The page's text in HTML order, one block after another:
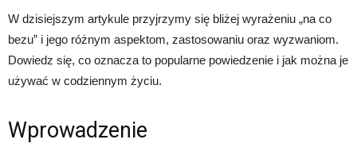
W dzisiejszym artykule przyjrzymy się bliżej wyrażeniu „na co
bezu” i jego różnym aspektom, zastosowaniu oraz wyzwaniom.
Dowiedz się, co oznacza to popularne powiedzenie i jak można je
używać w codziennym życiu.
Wprowadzenie